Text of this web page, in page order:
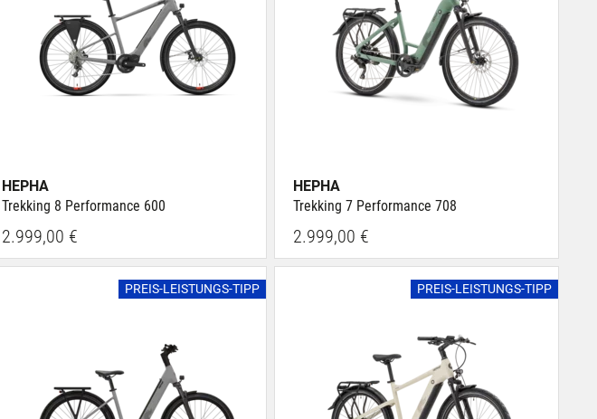
HEPHA
Trekking 8 Performance 600
2.999,00 €
HEPHA
Trekking 7 Performance 708
2.999,00 €
PREIS-LEISTUNGS-TIPP PREIS-LEISTUNGS-TIPP